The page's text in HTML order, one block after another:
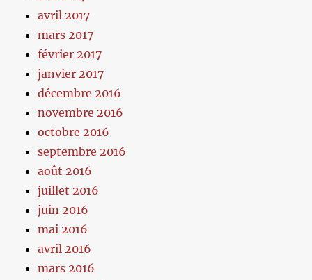
avril 2017
mars 2017
février 2017
janvier 2017
décembre 2016
novembre 2016
octobre 2016
septembre 2016
août 2016
juillet 2016
juin 2016
mai 2016
avril 2016
mars 2016